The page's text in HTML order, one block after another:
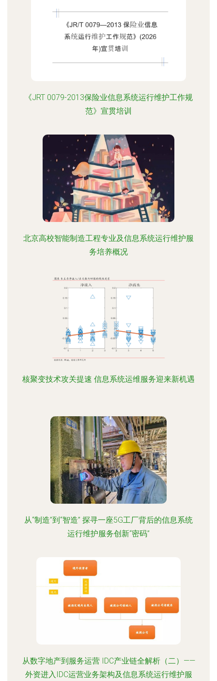
《JRT 0079-2013保险业信息系统运行维护工作规
范》宣贯培训
北京高校智能制造工程专业及信息系统运行维护服
务培养概况
核聚变技术攻关提速 信息系统运维服务迎来新机遇
从“制造”到“智造” 探寻一座5G工厂背后的信息系统
运行维护服务创新“密码”
从数字地产到服务运营 IDC产业链全解析（二）——
外资进入IDC运营业务架构及信息系统运行维护服